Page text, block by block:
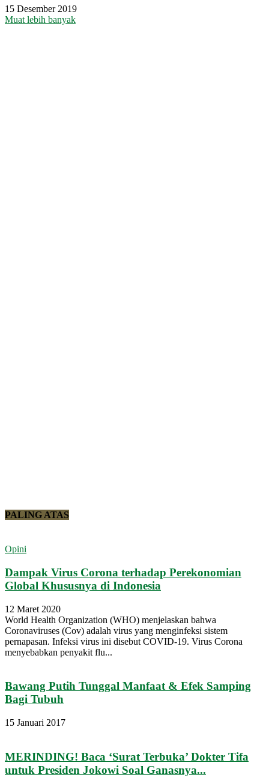
15 Desember 2019
Muat lebih banyak
PALING ATAS
Opini
Dampak Virus Corona terhadap Perekonomian
Global Khususnya di Indonesia
12 Maret 2020
World Health Organization (WHO) menjelaskan bahwa
Coronaviruses (Cov) adalah virus yang menginfeksi sistem
pernapasan. Infeksi virus ini disebut COVID-19. Virus Corona
menyebabkan penyakit flu...
Bawang Putih Tunggal Manfaat & Efek Samping
Bagi Tubuh
15 Januari 2017
MERINDING! Baca ‘Surat Terbuka’ Dokter Tifa
untuk Presiden Jokowi Soal Ganasnya...